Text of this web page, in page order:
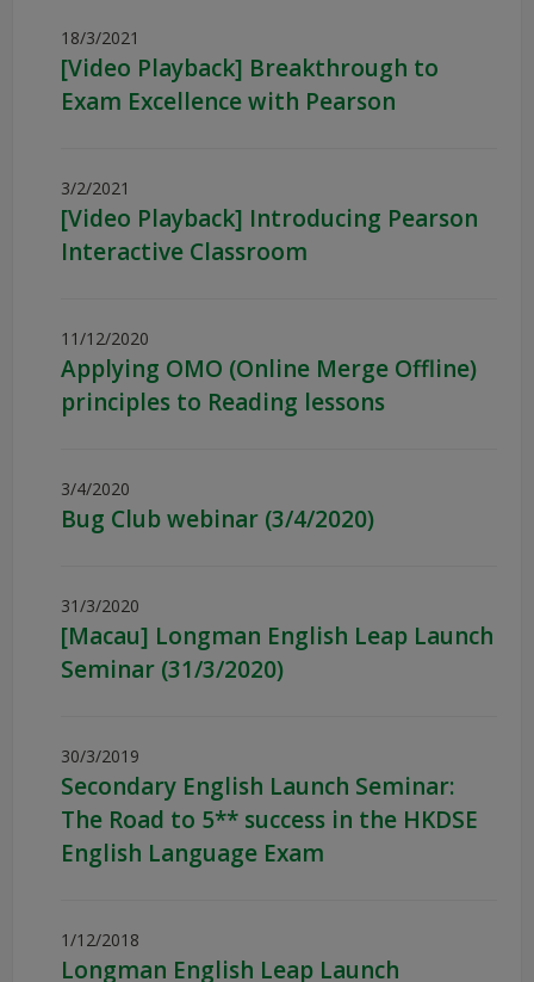
18/3/2021
[Video Playback] Breakthrough to
Exam Excellence with Pearson
3/2/2021
[Video Playback] Introducing Pearson
Interactive Classroom
11/12/2020
Applying OMO (Online Merge Offline)
principles to Reading lessons
3/4/2020
Bug Club webinar (3/4/2020)
31/3/2020
[Macau] Longman English Leap Launch
Seminar (31/3/2020)
30/3/2019
Secondary English Launch Seminar:
The Road to 5** success in the HKDSE
English Language Exam
1/12/2018
Longman English Leap Launch